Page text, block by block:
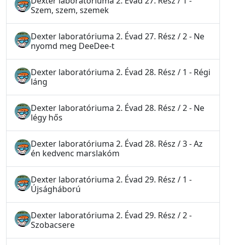
Szem, szem, szemek
Dexter laboratóriuma 2. Évad 27. Rész / 2 - Ne
nyomd meg DeeDee-t
Dexter laboratóriuma 2. Évad 28. Rész / 1 - Régi
láng
Dexter laboratóriuma 2. Évad 28. Rész / 2 - Ne
légy hős
Dexter laboratóriuma 2. Évad 28. Rész / 3 - Az
én kedvenc marslakóm
Dexter laboratóriuma 2. Évad 29. Rész / 1 -
Újságháború
Dexter laboratóriuma 2. Évad 29. Rész / 2 -
Szobacsere